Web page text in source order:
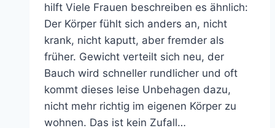
hilft Viele Frauen beschreiben es ähnlich:
Der Körper fühlt sich anders an, nicht
krank, nicht kaputt, aber fremder als
früher. Gewicht verteilt sich neu, der
Bauch wird schneller rundlicher und oft
kommt dieses leise Unbehagen dazu,
nicht mehr richtig im eigenen Körper zu
wohnen. Das ist kein Zufall…